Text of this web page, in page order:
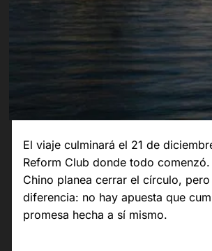
El viaje culminará el 21 de
Reform Club donde todo
Chino planea cerrar el círculo,
diferencia: no hay apuesta que
promesa hecha a sí mismo.